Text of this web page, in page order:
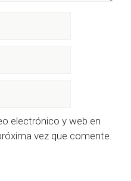
electrónico y web en
vez que comente.